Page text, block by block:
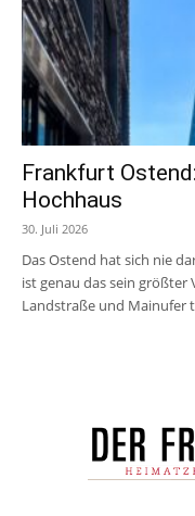
Frankfurt
Hochhaus
30. Juli 2026
Das Ostend hat sich nie
ist genau das sein größter
Landstraße und Mainufer